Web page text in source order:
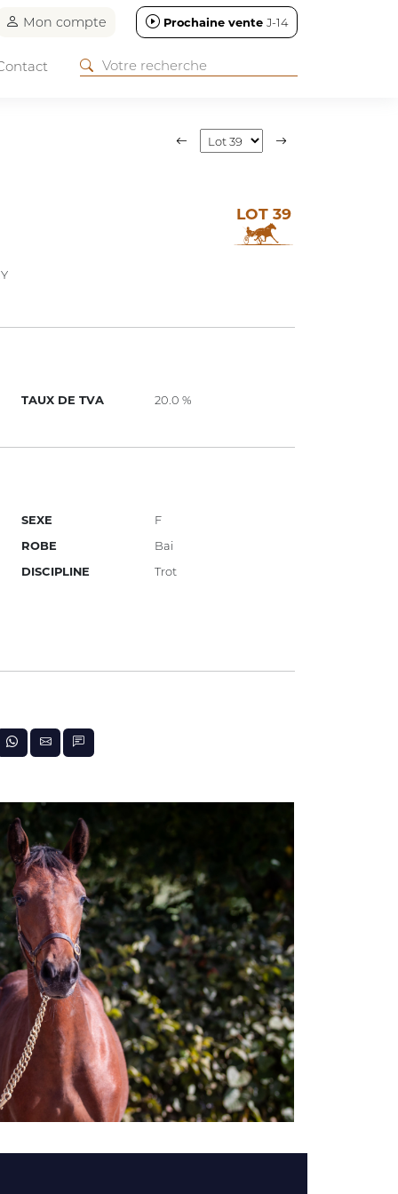
Mon compte Prochaine vente J-14
LOT 39
TAUX DE TVA 20.0 %
SEXE
F
ROBE
Bai
DISCIPLINE
Trot